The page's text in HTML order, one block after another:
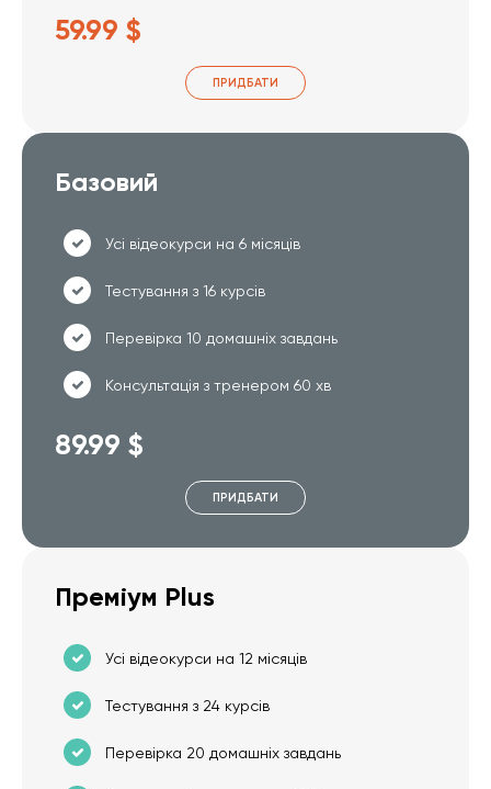
59.99 $
ПРИДБАТИ
Базовий
Усі відеокурси на 6 місяців
Тестування з 16 курсів
Перевірка 10 домашніх завдань
Консультація з тренером 60 хв
89.99 $
ПРИДБАТИ
Преміум Plus
Усі відеокурси на 12 місяців
Тестування з 24 курсів
Перевірка 20 домашніх завдань